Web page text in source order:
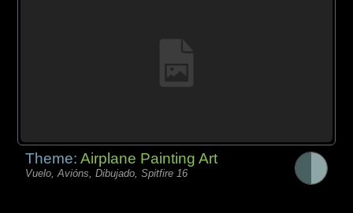
Theme:Airplane Painting Art
Vuelo, Avións, Dibujado, Spitfire 16